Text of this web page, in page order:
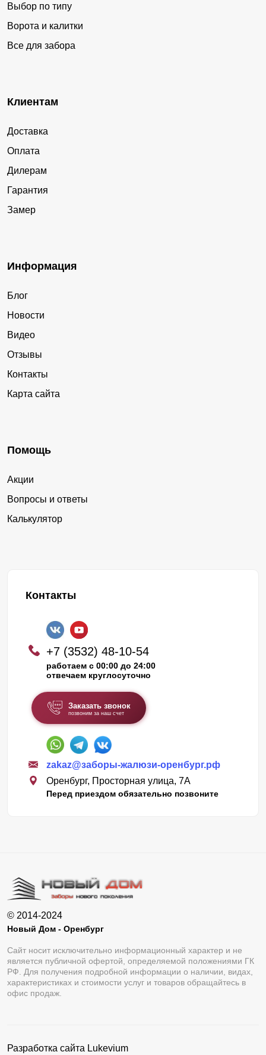
Выбор по типу
Ворота и калитки
Все для забора
Клиентам
Доставка
Оплата
Дилерам
Гарантия
Замер
Информация
Блог
Новости
Видео
Отзывы
Контакты
Карта сайта
Помощь
Акции
Вопросы и ответы
Калькулятор
Контакты
+7 (3532) 48-10-54
работаем с 00:00 до 24:00
отвечаем круглосуточно
Заказать звонок
позвоним за наш счет
zakaz@заборы-жалюзи-оренбург.рф
Оренбург, Просторная улица, 7А
Перед приездом обязательно позвоните
© 2014-2024
Новый Дом - Оренбург
Сайт носит исключительно информационный характер и не
является публичной офертой, определяемой положениями ГК
РФ. Для получения подробной информации о наличии, видах,
характеристиках и стоимости услуг и товаров обращайтесь в
офис продаж.
Разработка сайта Lukevium